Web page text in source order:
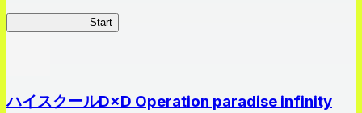
Start
ハイスクールD×D Operation paradise infinity